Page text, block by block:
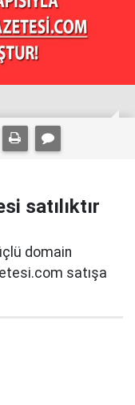
satılıktır
domain
satışa